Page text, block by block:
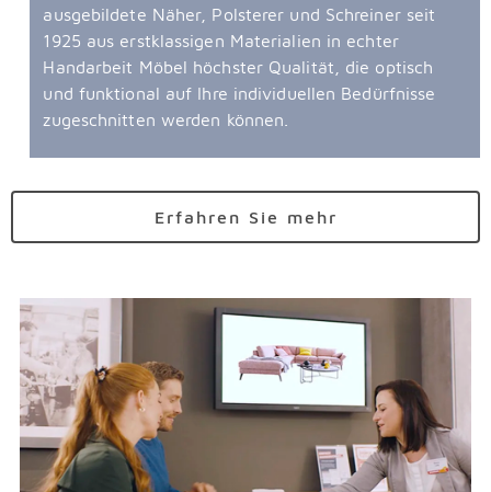
ausgebildete Näher, Polsterer und Schreiner seit
1925 aus erstklassigen Materialien in echter
Handarbeit Möbel höchster Qualität, die optisch
und funktional auf Ihre individuellen Bedürfnisse
zugeschnitten werden können.
Erfahren Sie mehr